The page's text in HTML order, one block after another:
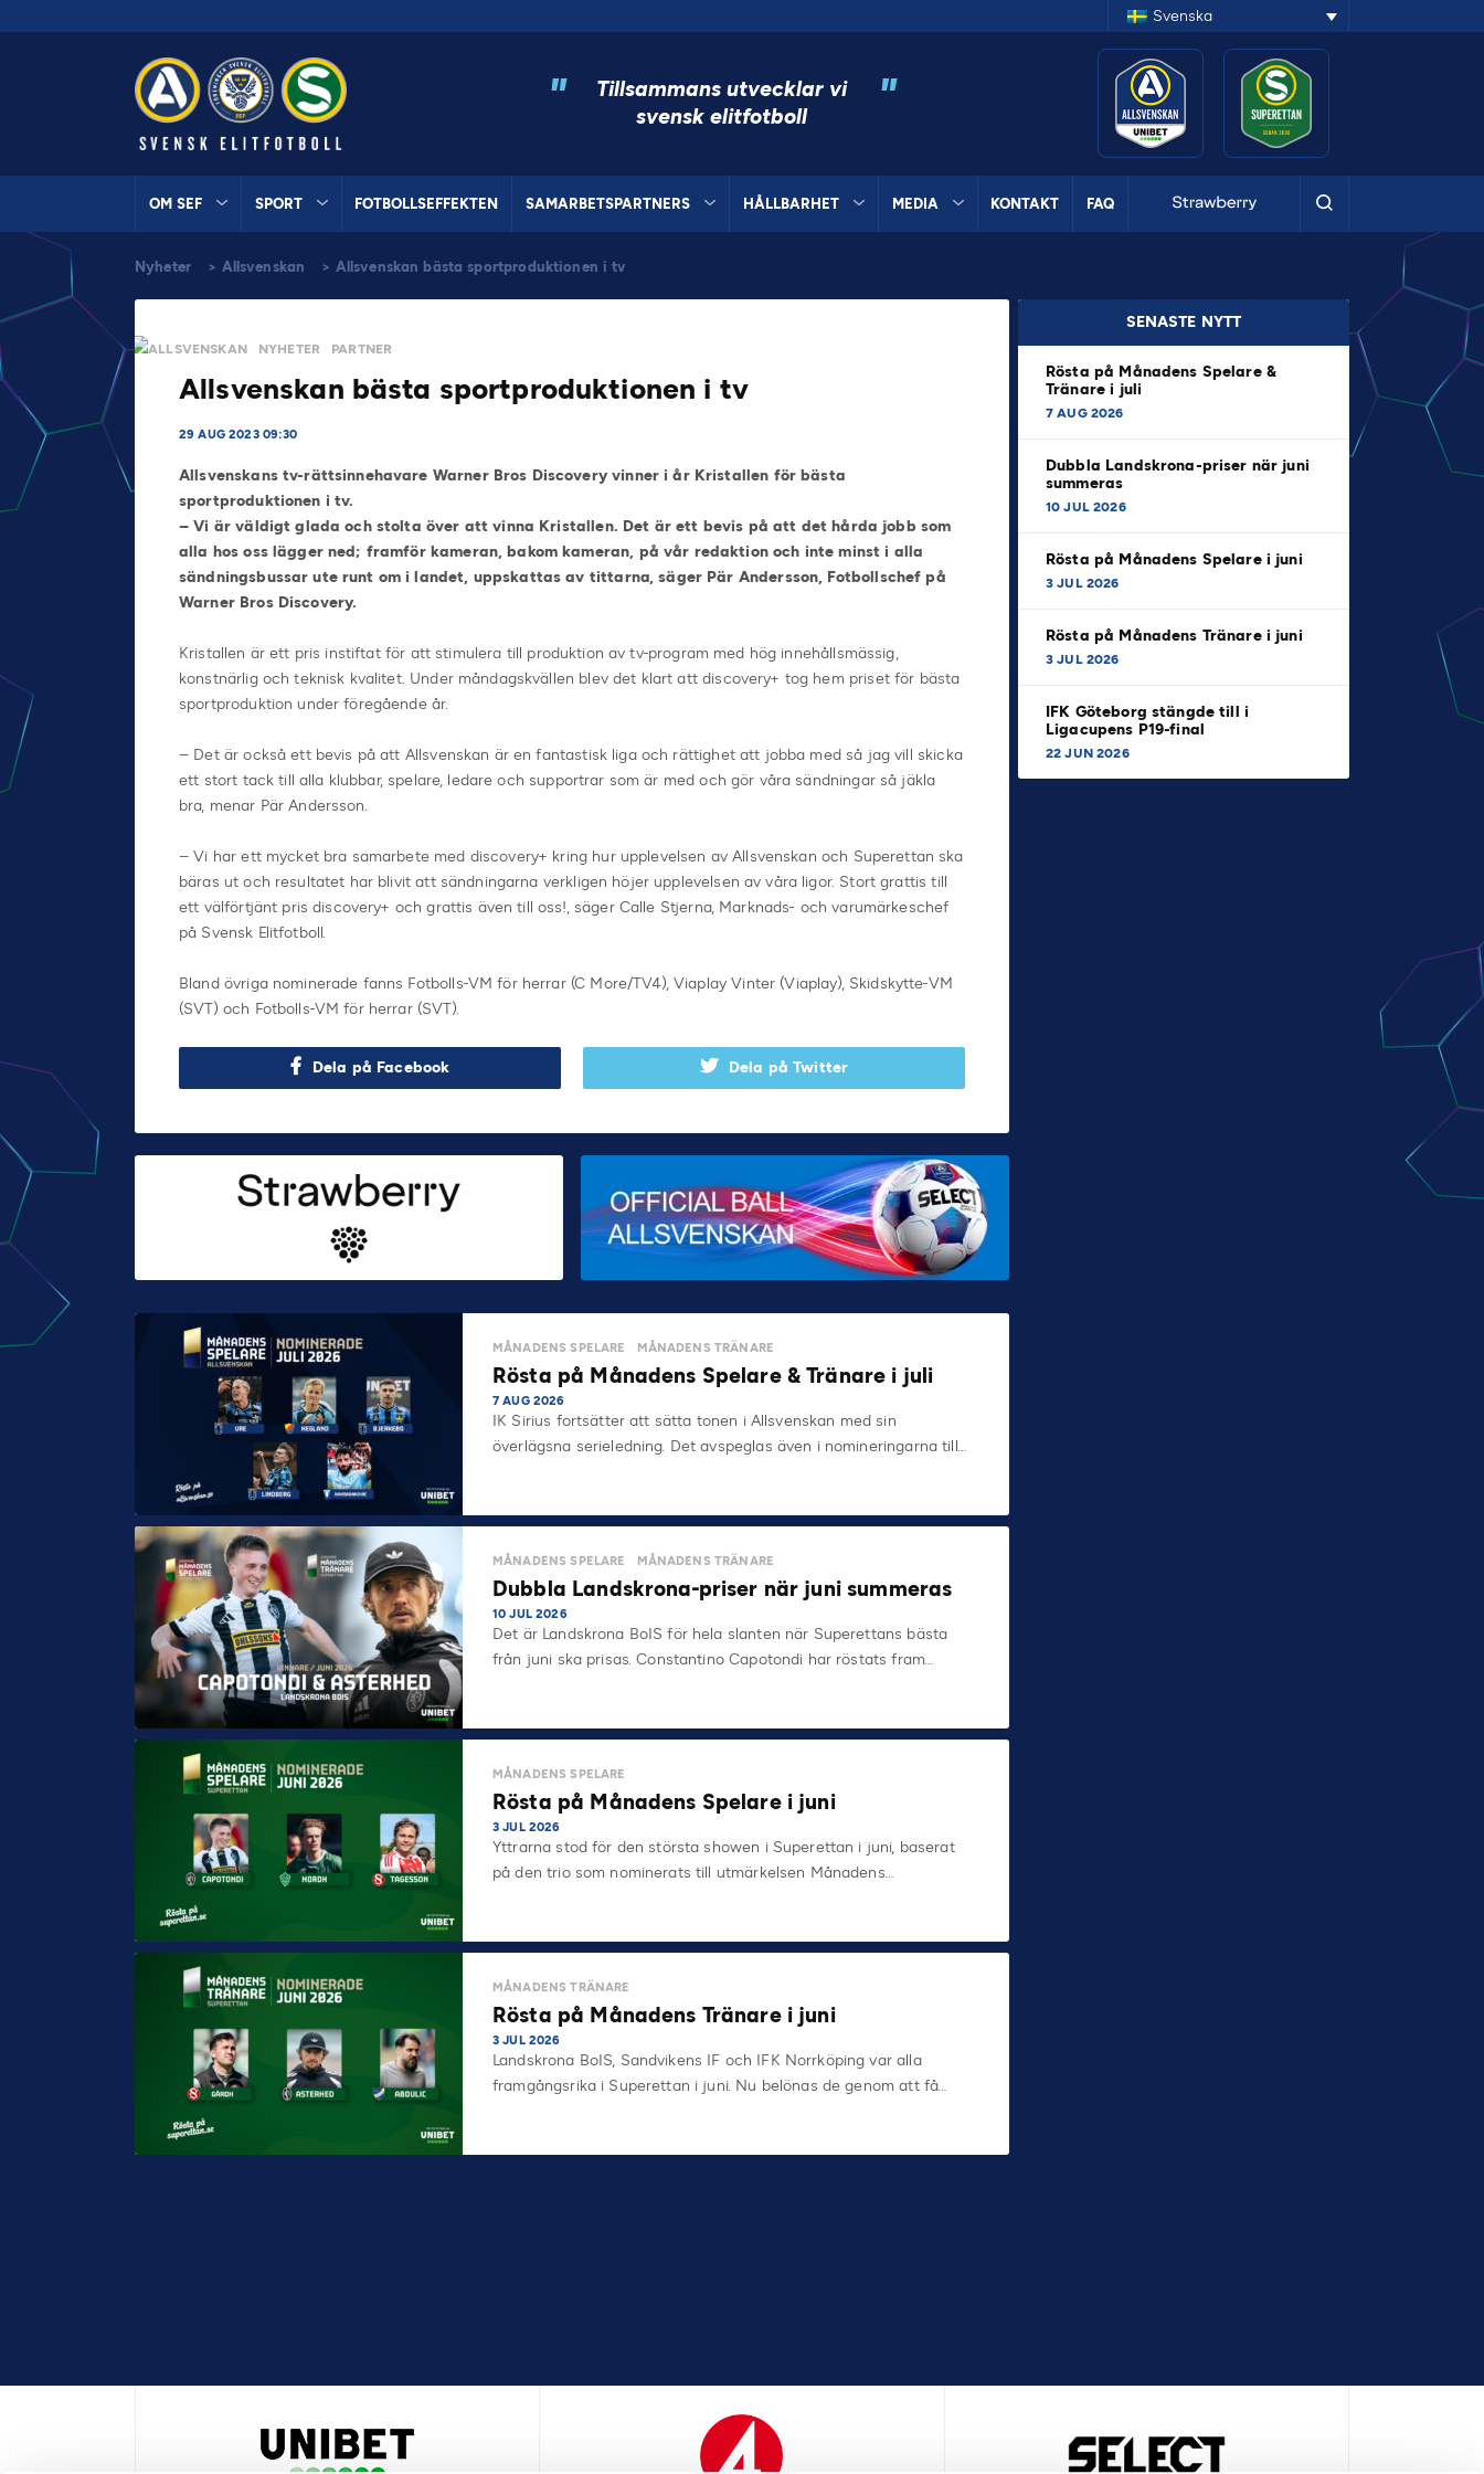
Svenska
"
Tillsammans utvecklar vi
svensk elitfotboll
"
OM SEF SPORT FOTBOLLSEFFEKTEN SAMARBETSPARTNERS HÅLLBARHET MEDIA KONTAKT FAQ
Nyheter > Allsvenskan > Allsvenskan bästa sportproduktionen i tv
ALLSVENSKAN NYHETER PARTNER
Allsvenskan bästa sportproduktionen i tv
29 AUG 2023 09:30
Allsvenskans tv-rättsinnehavare Warner Bros Discovery vinner i år Kristallen för bästa
sportproduktionen i tv.
– Vi är väldigt glada och stolta över att vinna Kristallen. Det är ett bevis på att det hårda jobb som
alla hos oss lägger ned; framför kameran, bakom kameran, på vår redaktion och inte minst i alla
sändningsbussar ute runt om i landet, uppskattas av tittarna, säger Pär Andersson, Fotbollschef på
Warner Bros Discovery.
Kristallen är ett pris instiftat för att stimulera till produktion av tv-program med hög innehållsmässig,
konstnärlig och teknisk kvalitet. Under måndagskvällen blev det klart att discovery+ tog hem priset för bästa
sportproduktion under föregående år.
– Det är också ett bevis på att Allsvenskan är en fantastisk liga och rättighet att jobba med så jag vill skicka
ett stort tack till alla klubbar, spelare, ledare och supportrar som är med och gör våra sändningar så jäkla
bra, menar Pär Andersson.
– Vi har ett mycket bra samarbete med discovery+ kring hur upplevelsen av Allsvenskan och Superettan ska
bäras ut och resultatet har blivit att sändningarna verkligen höjer upplevelsen av våra ligor. Stort grattis till
ett välförtjänt pris discovery+ och grattis även till oss!, säger Calle Stjerna, Marknads- och varumärkeschef
på Svensk Elitfotboll.
Bland övriga nominerade fanns Fotbolls-VM för herrar (C More/TV4), Viaplay Vinter (Viaplay), Skidskytte-VM
(SVT) och Fotbolls-VM för herrar (SVT).
Dela på Facebook Dela på Twitter
SENASTE NYTT
Rösta på Månadens Spelare &
Tränare i juli
7 AUG 2026
Dubbla Landskrona-priser när juni
summeras
10 JUL 2026
Rösta på Månadens Spelare i juni
3 JUL 2026
Rösta på Månadens Tränare i juni
3 JUL 2026
IFK Göteborg stängde till i
Ligacupens P19-final
22 JUN 2026
MÅNADENS SPELARE MÅNADENS TRÄNARE
Rösta på Månadens Spelare & Tränare i juli
7 AUG 2026
IK Sirius fortsätter att sätta tonen i Allsvenskan med sin
överlägsna serieledning. Det avspeglas även i nomineringarna till…
MÅNADENS SPELARE MÅNADENS TRÄNARE
Dubbla Landskrona-priser när juni summeras
10 JUL 2026
Det är Landskrona BoIS för hela slanten när Superettans bästa
från juni ska prisas. Constantino Capotondi har röstats fram…
MÅNADENS SPELARE
Rösta på Månadens Spelare i juni
3 JUL 2026
Yttrarna stod för den största showen i Superettan i juni, baserat
på den trio som nominerats till utmärkelsen Månadens…
MÅNADENS TRÄNARE
Rösta på Månadens Tränare i juni
3 JUL 2026
Landskrona BoIS, Sandvikens IF och IFK Norrköping var alla
framgångsrika i Superettan i juni. Nu belönas de genom att få…